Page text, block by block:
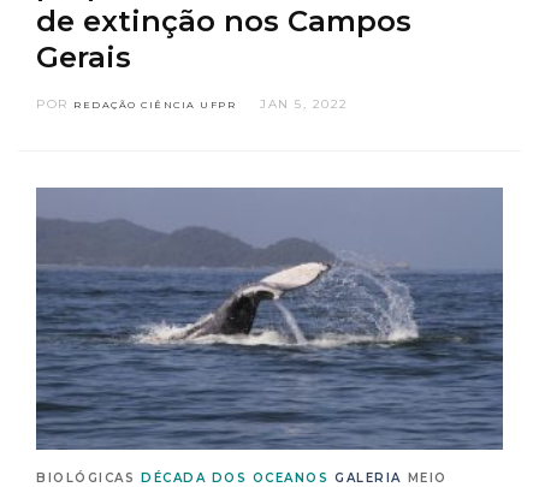
de extinção nos Campos
Gerais
POR REDAÇÃO CIÊNCIA UFPR JAN 5, 2022
BIOLÓGICAS DÉCADA DOS OCEANOS GALERIA MEIO